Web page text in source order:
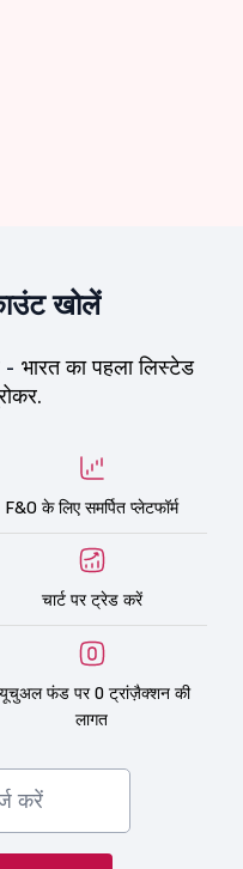
खोलें
- भारत का पहला लिस्टेड
F&O के लिए समर्पित प्लेटफॉर्म
चार्ट पर ट्रेड करें
फंड पर 0 ट्रांज़ैक्शन की
लागत